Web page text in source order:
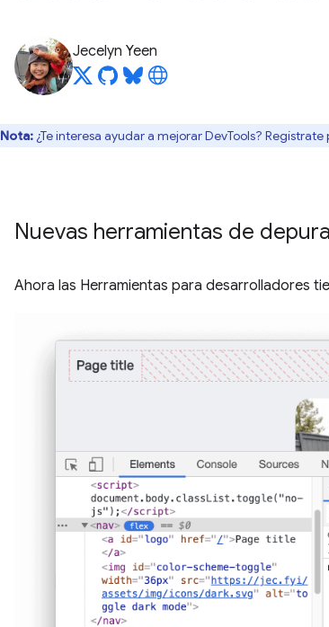
Jecelyn Yeen
Nota: ¿Te interesa ayudar a mejorar DevTools?
Nuevas herramientas de
Ahora las Herramientas para desarrolladores